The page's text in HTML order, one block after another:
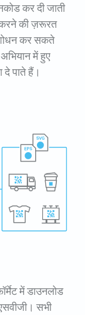
कर दी जाती
की ज़रूरत
कर सकते
में हुए
दे पाते हैं।
में डाउनलोड
सभी